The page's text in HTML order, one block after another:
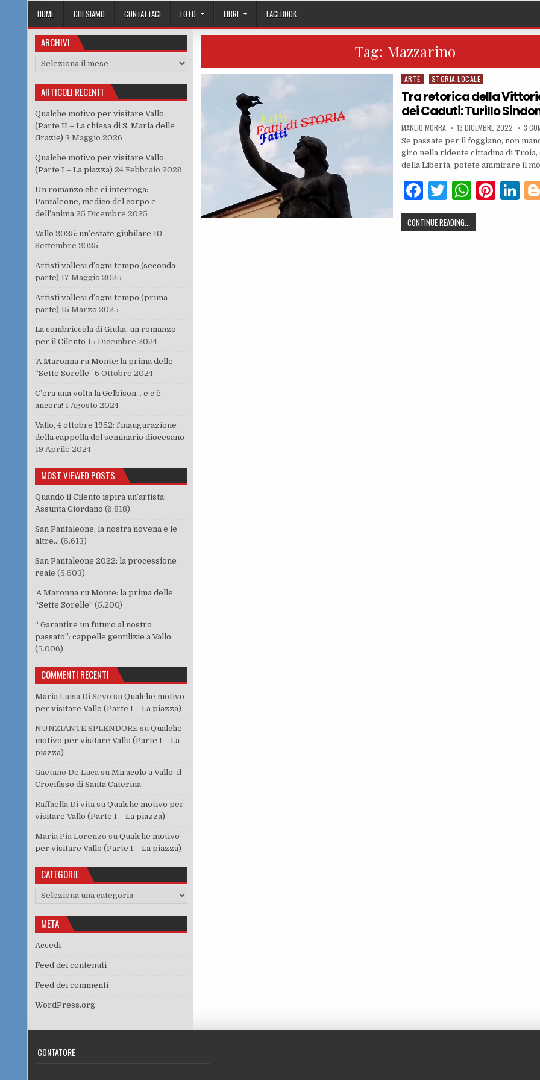
HOME CHI SIAMO CONTATTACI FOTO LIBRI FACEBOOK
Tag: Mazzarino
Posted in
ARTE STORIA LOCALE
Tra retorica della
dei Caduti: Turillo
AUTHOR:
MANLIO MORRA PUBLISHED DATE:
13 DICEMBRE 2022 3
Se passate per il foggiano, non
giro nella ridente cittadina di Troia,
della Libertà, potete ammirare il
F
a
c
T
w
it
W
h
at
Pi Li
CONTINUE READING...
ARCHIVI
Archivi
ARTICOLI RECENTI
Qualche motivo per visitare Vallo
(Parte II – La chiesa di S. Maria delle
Grazie) 3 Maggio 2026
Qualche motivo per visitare Vallo
(Parte I – La piazza) 24 Febbraio 2026
Un romanzo che ci interroga:
Pantaleone, medico del corpo e
dell’anima 25 Dicembre 2025
Vallo 2025: un’estate giubilare 10
Settembre 2025
Artisti vallesi d’ogni tempo (seconda
parte) 17 Maggio 2025
Artisti vallesi d’ogni tempo (prima
parte) 15 Marzo 2025
La combriccola di Giulia, un romanzo
per il Cilento 15 Dicembre 2024
‘A Maronna ru Monte: la prima delle
“Sette Sorelle” 6 Ottobre 2024
C’era una volta la Gelbison… e c’è
ancora! 1 Agosto 2024
Vallo, 4 ottobre 1952: l’inaugurazione
della cappella del seminario diocesano
19 Aprile 2024
MOST VIEWED POSTS
Quando il Cilento ispira un’artista:
Assunta Giordano (6.818)
San Pantaleone, la nostra novena e le
altre… (5.613)
San Pantaleone 2022: la processione
reale (5.503)
‘A Maronna ru Monte: la prima delle
“Sette Sorelle” (5.200)
“ Garantire un futuro al nostro
passato”: cappelle gentilizie a Vallo
(5.006)
COMMENTI RECENTI
Maria Luisa Di Sevo su Qualche motivo
per visitare Vallo (Parte I – La piazza)
NUNZIANTE SPLENDOREsu Qualche
motivo per visitare Vallo (Parte I – La
piazza)
Gaetano De Lucasu Miracolo a Vallo: il
Crocifisso di Santa Caterina
Raffaella Di vitasu Qualche motivo per
visitare Vallo (Parte I – La piazza)
Maria Pia Lorenzo su Qualche motivo
per visitare Vallo (Parte I – La piazza)
CATEGORIE
Categorie
META
Accedi
Feed dei contenuti
Feed dei commenti
WordPress.org
CONTATORE